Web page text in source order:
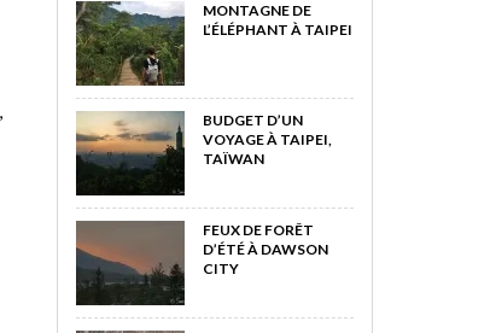
MONTAGNE DE
L’ÉLÉPHANT À TAIPEI
BUDGET D’UN
VOYAGE À TAIPEI,
TAÏWAN
FEUX DE FORÊT
D’ÉTÉ À DAWSON
CITY